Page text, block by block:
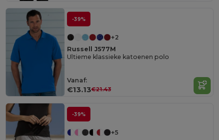
-39%
+2
Russell J577M
Ultieme klassieke katoenen polo
Vanaf:
€13.13€21.43
-39%
+5